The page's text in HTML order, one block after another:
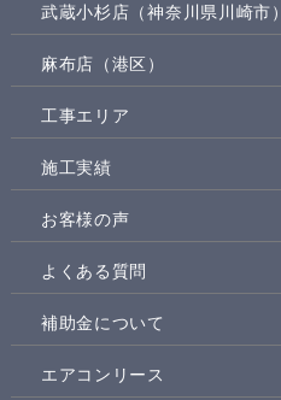
武蔵小杉店（神奈川県川崎市）
麻布店（港区）
工事エリア
施工実績
お客様の声
よくある質問
補助金について
エアコンリース